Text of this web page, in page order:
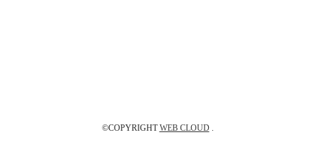
©COPYRIGHTWEB CLOUD.